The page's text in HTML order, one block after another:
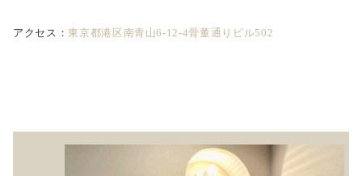
アクセス：東京都港区南青山6-12-4骨董通りビル502